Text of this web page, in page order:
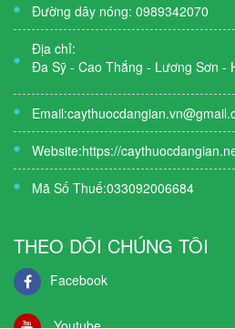
Đường dây nóng: 0989342070
Địa chỉ:
Đa Sỹ - Cao Thắng - Lương Sơn -
Email:
Website:https://
Mã Số Thuế:033092006684
THEO DÕI CHÚNG TÔI
Facebook
Youtube